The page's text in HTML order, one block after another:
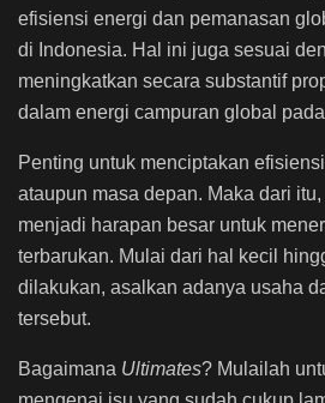
efisiensi energi dan pemanasan
di Indonesia. Hal ini juga sesuai
meningkatkan secara substantif
dalam energi campuran global
Penting untuk menciptakan
ataupun masa depan. Maka dari
menjadi harapan besar untuk
terbarukan. Mulai dari hal kecil
dilakukan, asalkan adanya usaha
tersebut.
Bagaimana Ultimates? Mulailah